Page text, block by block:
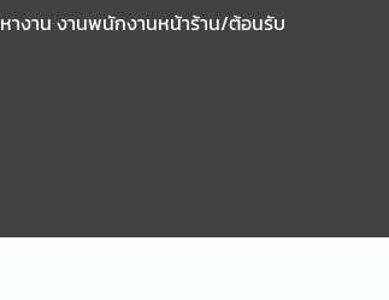
หางาน งานพนักงานหน้าร้าน/ต้อนรับ